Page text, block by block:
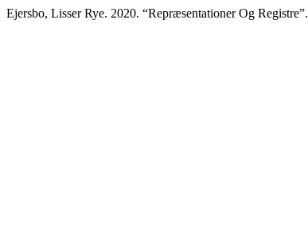
Ejersbo, Lisser Rye. 2020. “Repræsentationer Og Registre”.